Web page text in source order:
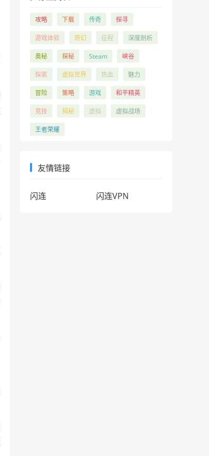
攻略 下载 传奇 探寻
游戏体验 奇幻 征程 深度剖析
奥秘 探秘 Steam 峡谷
探索 虚拟世界 热血 魅力
冒险 策略 游戏 和平精英
竞技 揭秘 虚拟 虚拟战场
王者荣耀
友情链接
闪连 闪连VPN